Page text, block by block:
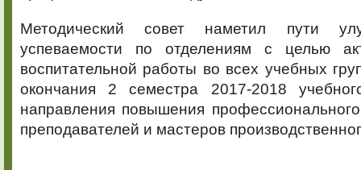
Методический совет наметил пути
успеваемости по отделениям с целью
воспитательной работы во всех учебных
окончания 2 семестра 2017-2018
направления повышения профессионального
преподавателей и мастеров